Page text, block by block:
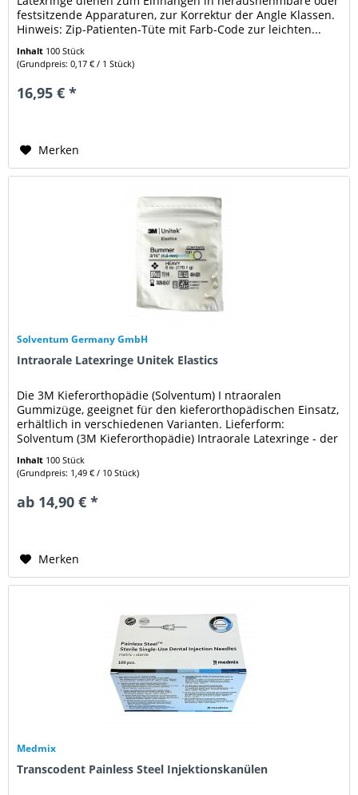
festsitzende Apparaturen, zur Korrektur der Angle Klassen.
Hinweis: Zip-Patienten-Tüte mit Farb-Code zur leichten...
Inhalt 100 Stück
(Grundpreis: 0,17 € / 1 Stück)
16,95 € *
Merken
Solventum Germany GmbH
Intraorale Latexringe Unitek Elastics
Die 3M Kieferorthopädie (Solventum) I ntraoralen
Gummizüge, geeignet für den kieferorthopädischen Einsatz,
erhältlich in verschiedenen Varianten. Lieferform:
Solventum (3M Kieferorthopädie) Intraorale Latexringe - der
Inhalt 100 Stück
(Grundpreis: 1,49 € / 10 Stück)
ab 14,90 € *
Merken
Medmix
Transcodent Painless Steel Injektionskanülen